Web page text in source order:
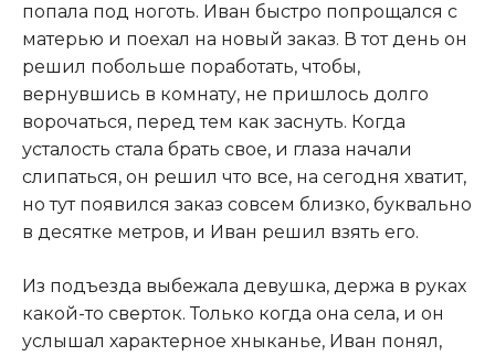
попала под ноготь. Иван быстро попрощался с
матерью и поехал на новый заказ. В тот день он
решил побольше поработать, чтобы,
вернувшись в комнату, не пришлось долго
ворочаться, перед тем как заснуть. Когда
усталость стала брать свое, и глаза начали
слипаться, он решил что все, на сегодня хватит,
но тут появился заказ совсем близко, буквально
в десятке метров, и Иван решил взять его.​
​Из подъезда выбежала девушка, держа в руках
какой-то сверток. Только когда она села, и он
услышал характерное хныканье, Иван понял,